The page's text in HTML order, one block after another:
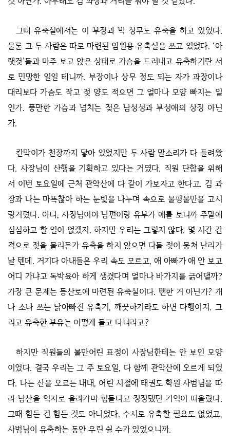
그때 유축실에서는 이 부장과 박 상무도 유축을 하고 있었다.
물론 그 두 사람은 따로 마련된 임원용 유축실을 쓰고 있었다. ‘아
랫것’들과 마주 보고 앉은 상태로 가슴을 드러내고 유축하기란 서
로 민망한 일일 테니까. 부장이나 상무 정도 되는 자가 과장이나
대리보다 가슴도 작고 젖 양도 적으면 그 얼마나 모양 빠지는 일
인가. 풍만한 가슴과 넘치는 젖은 남성성과 부성애의 상징 아닌
가.
칸막이가 천장까지 닿아 있었지만 두 사람 말소리가 다 들려왔
다. 사장님이 산행을 기획하고 있다는 거였다. 직원 단합을 위해
서 이번 토요일에 근처 관악산에 다 같이 가보자고 한다고. 김 과
장과 나는 마뜩찮아 하는 눈빛을 나누며 속으로 불평불만을 고시
랑거렸다. 아니, 사장님이야 남편이랑 유부가 애를 보니까 주말에
심심하고 할 일이 없겠지. 하지만 우리는 그렇지 않다. 몇 시간 간
격으로 젖을 물리든가 유축을 하지 않으면 다들 젖이 뭉쳐 난리가
날 텐데. 거기다 아내들은 우리 속도 모르고, 애 아빠가 애 안 보고
어디 가냐고 독박육아 하게 생겼다며 얼마나 바가지를 긁어댈까?
가장 큰 문제는 등산로에 마련된 유축실이다. 뻔한 거 아닌가? 개
나 소나 쓰는 낡아빠진 유축기, 깨끗하기라도 하면 다행이지. 그
리고 유축한 부유는 어떻게 들고 다니라고?
하지만 직원들의 불만어린 표정이 사장님한테는 안 보인 모양
이었다. 결국 우리는 그 주 토요일, 다 함께 관악산에 오르게 되었
다. 나는 산을 오르는 내내, 어린 시절에 태권도 학원 사범님을 따
라 남산을 억지로 올라가며 힘들다고 징징댔던 기억이 떠올랐다.
그때 힘든 건 힘든 것도 아니었다. 수시로 유축할 필요도 없었고,
사범님이 유축하는 동안 우린 쉴 수가 있었으니까.